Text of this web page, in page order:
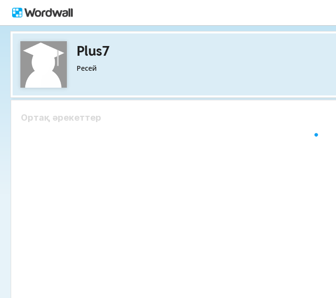
Plus7
Ресей
Ортақ әрекеттер